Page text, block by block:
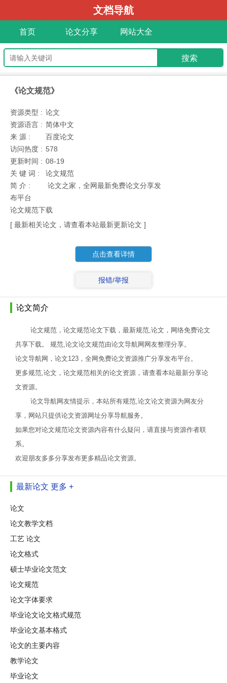
文档导航
首页 论文分享 网站大全
《论文规范》
资源类型 : 论文
资源语言 : 简体中文
来 源 :
百度论文
访问热度 : 578
更新时间 : 08-19
关 键 词 :
论文规范
简 介 :
论文之家，全网最新免费论文分享发
布平台
论文规范下载
[ 最新相关论文，请查看本站最新更新论文 ]
点击查看详情
报错/举报
论文简介
论文规范，论文规范论文下载，最新规范,论文，网络免费论文
共享下载。 规范,论文论文规范由论文导航网网友整理分享。
论文导航网，论文123，全网免费论文资源推广分享发布平台。
更多规范,论文，论文规范相关的论文资源，请查看本站最新分享论
文资源。
论文导航网友情提示，本站所有规范,论文论文资源为网友分
享，网站只提供论文资源网址分享导航服务。
如果您对论文规范论文资源内容有什么疑问，请直接与资源作者联
系。
欢迎朋友多多分享发布更多精品论文资源。
最新论文 更多 +
论文
论文教学文档
工艺 论文
论文格式
硕士毕业论文范文
论文规范
论文字体要求
毕业论文论文格式规范
毕业论文基本格式
论文的主要内容
教学论文
毕业论文